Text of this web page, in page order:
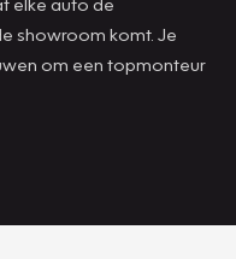
showroom komt. Je
om een topmonteur